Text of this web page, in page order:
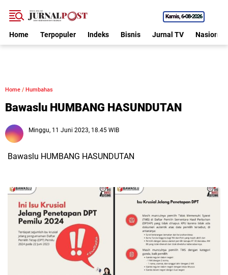
Kamis 6•08•2026
Home Terpopuler Indeks Bisnis Jurnal TV Nasional
Home / Humbahas
Bawaslu HUMBANG HASUNDUTAN
Minggu, 11 Juni 2023, 18.45 WIB
Bawaslu HUMBANG HASUNDUTAN